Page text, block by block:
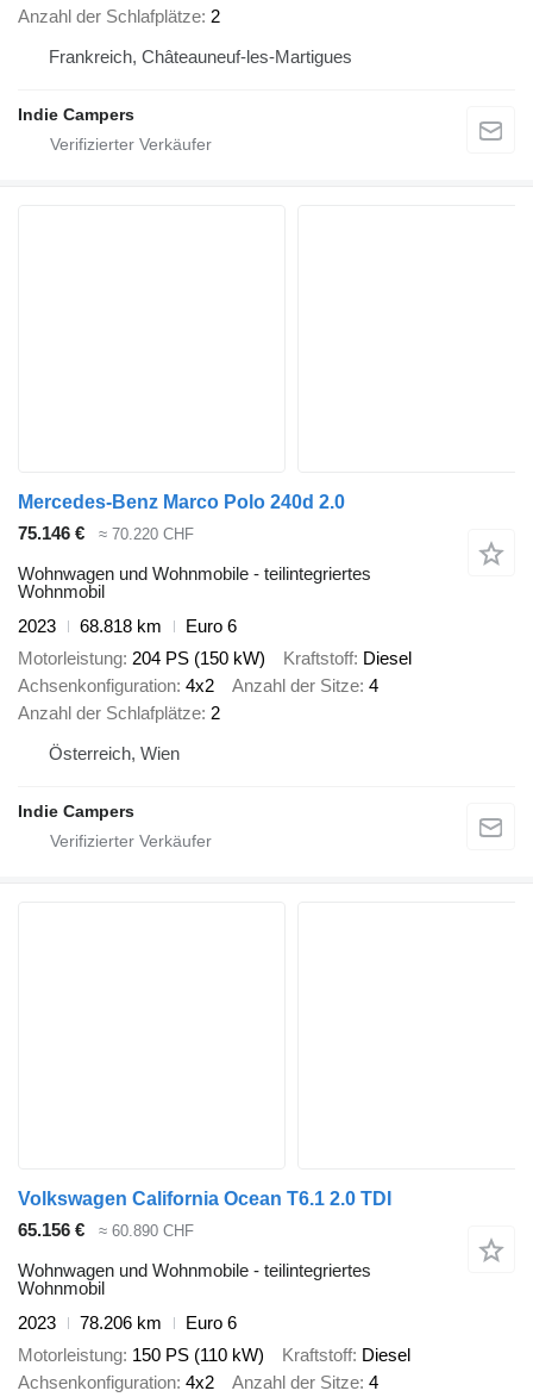
Anzahl der Schlafplätze 2
Frankreich, Châteauneuf-les-Martigues
Indie Campers
Mercedes-Benz Marco Polo 240d 2.0
75.146 €
≈ 70.220 CHF
Wohnwagen und Wohnmobile - teilintegriertes
Wohnmobil
2023
68.818 km
Euro 6
Motorleistung 204 PS (150 kW) Kraftstoff Diesel
Achsenkonfiguration 4x2 Anzahl der Sitze 4
Anzahl der Schlafplätze 2
Österreich, Wien
Indie Campers
Volkswagen California Ocean T6.1 2.0 TDI
65.156 €
≈ 60.890 CHF
Wohnwagen und Wohnmobile - teilintegriertes
Wohnmobil
2023
78.206 km
Euro 6
Motorleistung 150 PS (110 kW) Kraftstoff Diesel
Achsenkonfiguration 4x2 Anzahl der Sitze 4